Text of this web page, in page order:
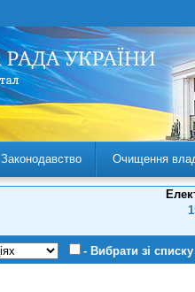
Законодавство Очищення
- Вибрати зі списку